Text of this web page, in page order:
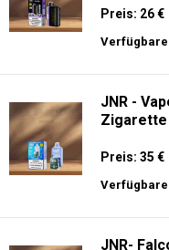
Preis: 26 €
JNR -
Zigarette
Preis: 35 €
JNR-